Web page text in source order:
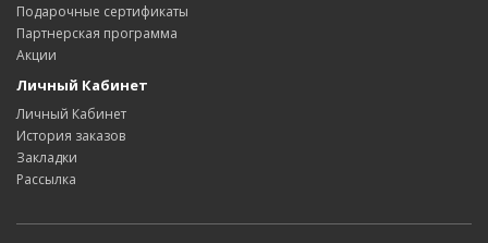
Подарочные сертификаты
Партнерская программа
Акции
Личный Кабинет
Личный Кабинет
История заказов
Закладки
Рассылка